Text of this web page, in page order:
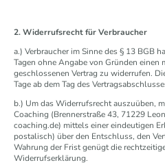
2. Widerrufsrecht für Verbraucher
a.) Verbraucher im Sinne des § 13 BGB
Tagen ohne Angabe von Gründen
geschlossenen Vertrag zu widerrufen.
Tage ab dem Tag des
b.) Um das Widerrufsrecht auszuüben,
Coaching (Brennerstraße 43, 71229
coaching.de) mittels einer eindeutigen
postalisch) über den Entschluss, den
Wahrung der Frist genügt die
Widerrufserklärung.